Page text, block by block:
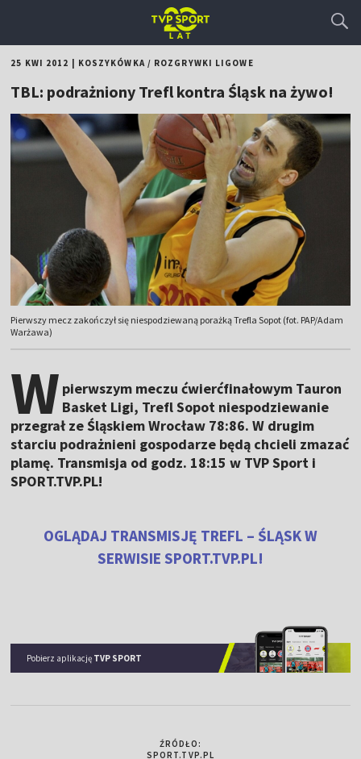
25 KWI 2012 KOSZYKÓWKA/ ROZGRYWKI LIGOWE
TBL: podrażniony Trefl kontra Śląsk na żywo!
Pierwszy mecz zakończył się niespodziewaną porażką Trefla Sopot (fot. PAP/Adam
Warżawa)
W pierwszym meczu ćwierćfinałowym Tauron
Basket Ligi, Trefl Sopot niespodziewanie
przegrał ze Śląskiem Wrocław 78:86. W drugim
starciu podrażnieni gospodarze będą chcieli zmazać
plamę. Transmisja od godz. 18:15 w TVP Sport i
SPORT.TVP.PL!
OGLĄDAJ TRANSMISJĘ TREFL – ŚLĄSK W
SERWISIE SPORT.TVP.PL!
Pobierz aplikację TVP SPORT
ŹRÓDŁO:
SPORT.TVP.PL